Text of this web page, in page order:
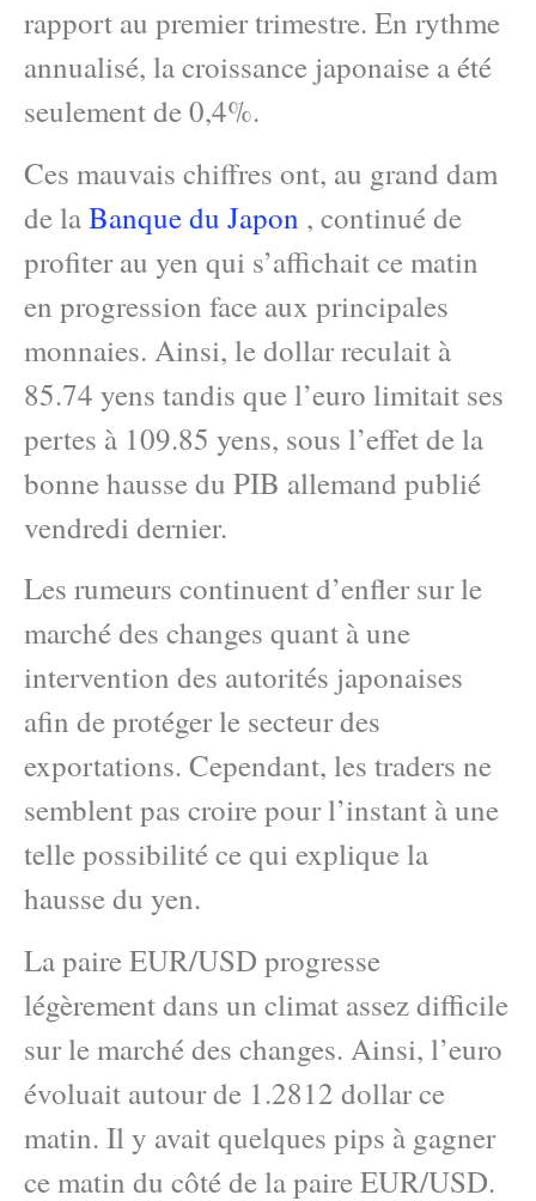
rapport au premier trimestre. En rythme
annualisé, la croissance japonaise a été
seulement de 0,4%.
Ces mauvais chiffres ont, au grand dam
de laBanque du Japon , continué de
profiter au yen qui s’affichait ce matin
en progression face aux principales
monnaies. Ainsi, le dollar reculait à
85.74 yens tandis que l’euro limitait ses
pertes à 109.85 yens, sous l’effet de la
bonne hausse du PIB allemand publié
vendredi dernier.
Les rumeurs continuent d’enfler sur le
marché des changes quant à une
intervention des autorités japonaises
afin de protéger le secteur des
exportations. Cependant, les traders ne
semblent pas croire pour l’instant à une
telle possibilité ce qui explique la
hausse du yen.
La paire EUR/USD progresse
légèrement dans un climat assez difficile
sur le marché des changes. Ainsi, l’euro
évoluait autour de 1.2812 dollar ce
matin. Il y avait quelques pips à gagner
ce matin du côté de la paire EUR/USD.